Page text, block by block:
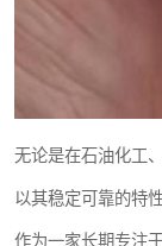
无论是在石油化工
以其稳定可靠的特
作为一家长期专注